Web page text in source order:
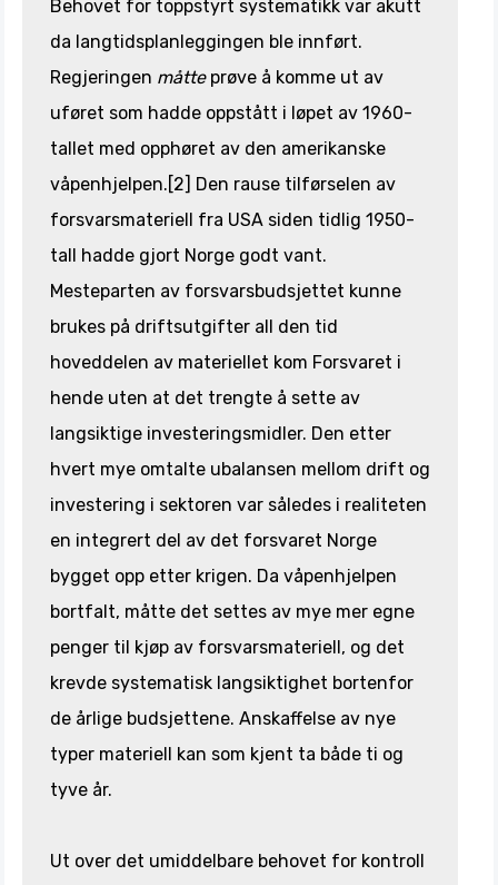
Behovet for toppstyrt systematikk var akutt
da langtidsplanleggingen ble innført.
Regjeringen måtteprøve å komme ut av
uføret som hadde oppstått i løpet av 1960-
tallet med opphøret av den amerikanske
våpenhjelpen.[2] Den rause tilførselen av
forsvarsmateriell fra USA siden tidlig 1950-
tall hadde gjort Norge godt vant.
Mesteparten av forsvarsbudsjettet kunne
brukes på driftsutgifter all den tid
hoveddelen av materiellet kom Forsvaret i
hende uten at det trengte å sette av
langsiktige investeringsmidler. Den etter
hvert mye omtalte ubalansen mellom drift og
investering i sektoren var således i realiteten
en integrert del av det forsvaret Norge
bygget opp etter krigen. Da våpenhjelpen
bortfalt, måtte det settes av mye mer egne
penger til kjøp av forsvarsmateriell, og det
krevde systematisk langsiktighet bortenfor
de årlige budsjettene. Anskaffelse av nye
typer materiell kan som kjent ta både ti og
tyve år.
Ut over det umiddelbare behovet for kontroll